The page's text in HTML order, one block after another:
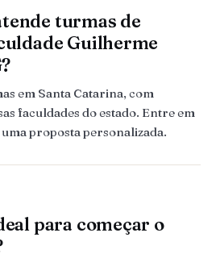
turmas de
Guilherme
em Santa Catarina, com
faculdades do estado. Entre em
proposta personalizada.
para começar o